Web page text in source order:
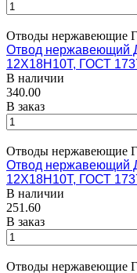
Отводы нержавеющие
Отвод нержавеющий
12Х18Н10Т, ГОСТ
В наличии
340.00
В заказ
Отводы нержавеющие
Отвод нержавеющий
12Х18Н10Т, ГОСТ
В наличии
251.60
В заказ
Отводы нержавеющие